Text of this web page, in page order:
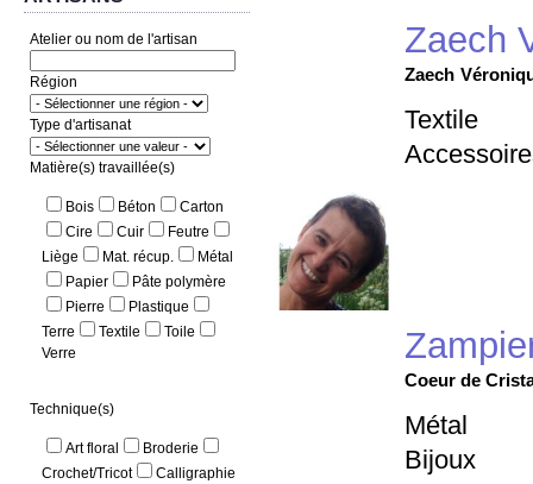
Atelier ou nom de l'artisan
Région
Type d'artisanat
Matière(s) travaillée(s)
Bois Béton
Carton
Cire
Cuir
Feutre
Liège
Mat. récup.
Métal
Papier
Pâte polymère
Pierre
Plastique
Terre
Textile
Toile
Verre
Technique(s)
Art floral
Broderie
Crochet/Tricot
Calligraphie
Zaech
Zaech
Textile
Coeur de
Métal
Bijoux